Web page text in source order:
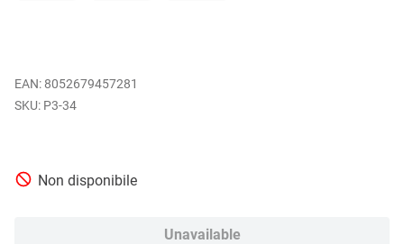
EAN: 8052679457281
P3-34
Non disponibile
Unavailable